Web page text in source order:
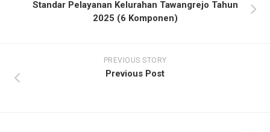
Standar Pelayanan Kelurahan Tawangrejo Tahun
2025 (6 Komponen)
PREVIOUS STORY
Previous Post